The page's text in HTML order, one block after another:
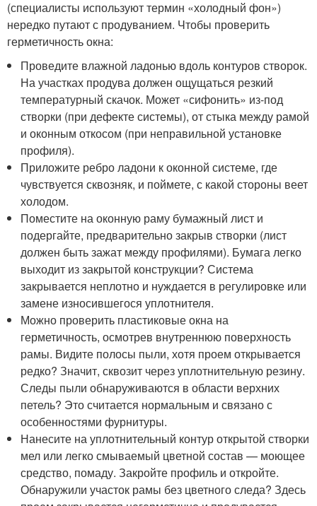
(специалисты используют термин «холодный фон»)
нередко путают с продуванием. Чтобы проверить
герметичность окна:
Проведите влажной ладонью вдоль контуров створок.
На участках продува должен ощущаться резкий
температурный скачок. Может «сифонить» из-под
створки (при дефекте системы), от стыка между рамой
и оконным откосом (при неправильной установке
профиля).
Приложите ребро ладони к оконной системе, где
чувствуется сквозняк, и поймете, с какой стороны веет
холодом.
Поместите на оконную раму бумажный лист и
подергайте, предварительно закрыв створки (лист
должен быть зажат между профилями). Бумага легко
выходит из закрытой конструкции? Система
закрывается неплотно и нуждается в регулировке или
замене износившегося уплотнителя.
Можно проверить пластиковые окна на
герметичность, осмотрев внутреннюю поверхность
рамы. Видите полосы пыли, хотя проем открывается
редко? Значит, сквозит через уплотнительную резину.
Следы пыли обнаруживаются в области верхних
петель? Это считается нормальным и связано с
особенностями фурнитуры.
Нанесите на уплотнительный контур открытой створки
мел или легко смываемый цветной состав — моющее
средство, помаду. Закройте профиль и откройте.
Обнаружили участок рамы без цветного следа? Здесь